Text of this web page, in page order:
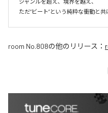
ジャンルを超え、境界を越え、
room No.808の他のリリース：